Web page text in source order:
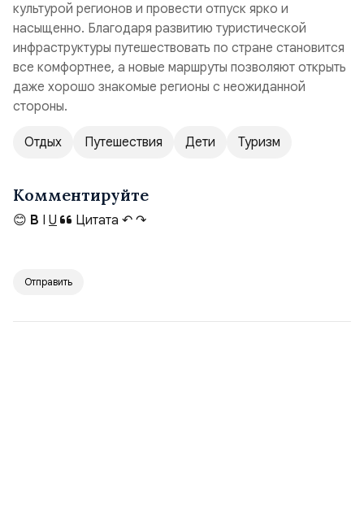
культурой регионов и провести отпуск ярко и
насыщенно. Благодаря развитию туристической
инфраструктуры путешествовать по стране становится
все комфортнее, а новые маршруты позволяют открыть
даже хорошо знакомые регионы с неожиданной
стороны.
Отдых Путешествия Дети Туризм
Комментируйте
😊 B I U Цитата ↶ ↷
Отправить